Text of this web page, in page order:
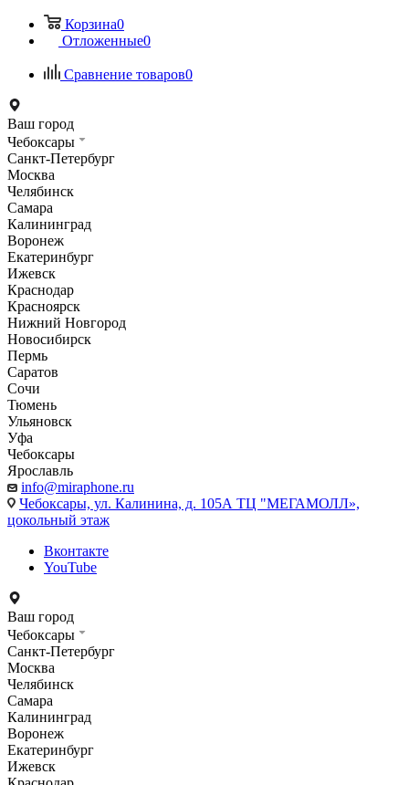
Корзина0
Отложенные0
Сравнение товаров0
Ваш город
Чебоксары
Санкт-Петербург
Москва
Челябинск
Самара
Калининград
Воронеж
Екатеринбург
Ижевск
Краснодар
Красноярск
Нижний Новгород
Новосибирск
Пермь
Саратов
Сочи
Тюмень
Ульяновск
Уфа
Чебоксары
Ярославль
info@miraphone.ru
Чебоксары, ул. Калинина, д. 105А ТЦ "МЕГАМОЛЛ»,
цокольный этаж
Вконтакте
YouTube
Ваш город
Чебоксары
Санкт-Петербург
Москва
Челябинск
Самара
Калининград
Воронеж
Екатеринбург
Ижевск